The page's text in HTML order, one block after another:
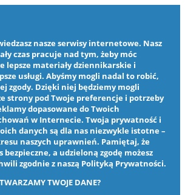
nasze serwisy internetowe. Nasz
czas pracuje nad tym, żeby móc
lepsze materiały dziennikarskie i
usługi. Abyśmy mogli nadal to robić,
zgody. Dzięki niej będziemy mogli
strony pod Twoje preferencje i potrzeby
dopasowane do Twoich
w Internecie. Twoja prywatność i
danych są dla nas niezwykle istotne –
naszych uprawnień. Pamiętaj, że
bezpieczne, a udzieloną zgodę możesz
zgodnie z naszą Polityką Prywatności.
TWOJE DANE?